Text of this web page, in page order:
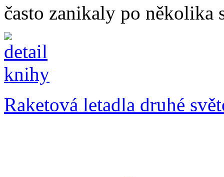
často zanikaly po několika
Raketová letadla druhé